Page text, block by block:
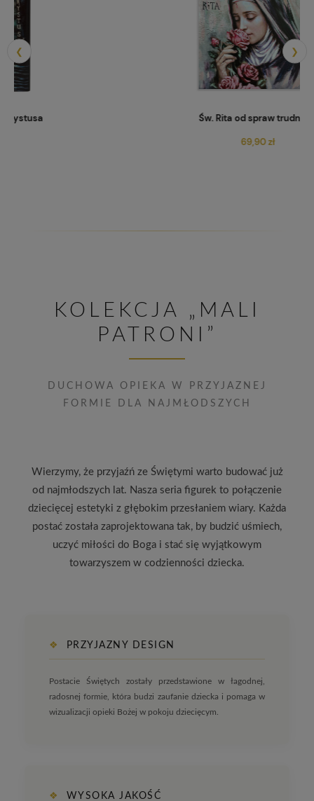
Św. Rita od spraw trudnych
❮ ❯
KOLEKCJA „MALI
PATRONI”
DUCHOWA OPIEKA W PRZYJAZNEJ
FORMIE DLA NAJMŁODSZYCH
Wierzymy, że przyjaźń ze Świętymi warto budować już
od najmłodszych lat. Nasza seria figurek to połączenie
dziecięcej estetyki z głębokim przesłaniem wiary. Każda
postać została zaprojektowana tak, by budzić uśmiech,
uczyć miłości do Boga i stać się wyjątkowym
towarzyszem w codzienności dziecka.
❖ PRZYJAZNY DESIGN
Postacie Świętych zostały przedstawione w łagodnej,
radosnej formie, która budzi zaufanie dziecka i pomaga w
wizualizacji opieki Bożej w pokoju dziecięcym.
❖ WYSOKA JAKOŚĆ